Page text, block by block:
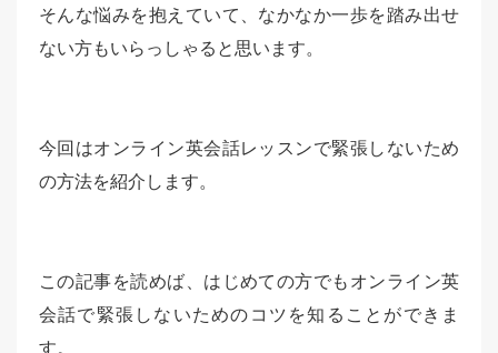
そんな悩みを抱えていて、なかなか一歩を踏み出せ
ない方もいらっしゃると思います。
今回はオンライン英会話レッスンで緊張しないため
の方法を紹介します。
この記事を読めば、はじめての方でもオンライン英
会話で緊張しないためのコツを知ることができま
す。